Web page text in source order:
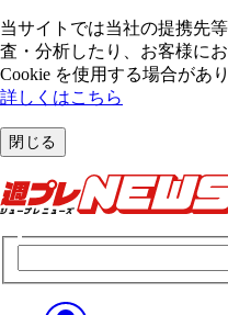
当サイトでは当社の提携先
査・分析したり、お客様に
Cookie を使⽤する場合があり
詳しくはこちら
閉じる